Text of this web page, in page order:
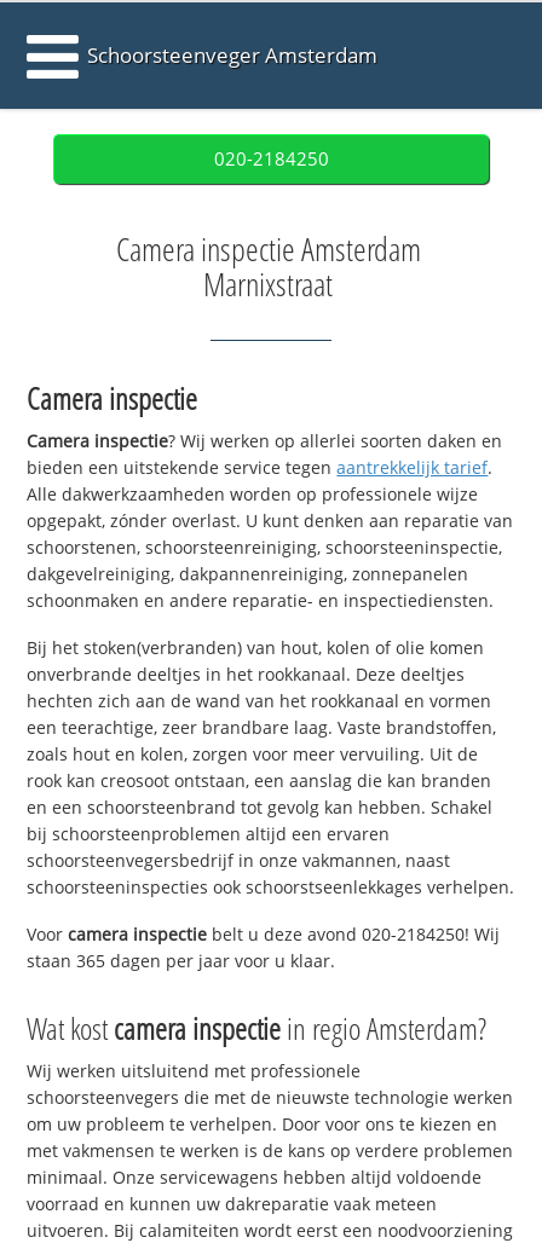
Schoorsteenveger Amsterdam
020-2184250
Camera inspectie Amsterdam
Marnixstraat
Camera inspectie
Camera inspectie? Wij werken op allerlei soorten daken en
bieden een uitstekende service tegenaantrekkelijk tarief.
Alle dakwerkzaamheden worden op professionele wijze
opgepakt, zónder overlast. U kunt denken aan reparatie van
schoorstenen, schoorsteenreiniging, schoorsteeninspectie,
dakgevelreiniging, dakpannenreiniging, zonnepanelen
schoonmaken en andere reparatie- en inspectiediensten.
Bij het stoken(verbranden) van hout, kolen of olie komen
onverbrande deeltjes in het rookkanaal. Deze deeltjes
hechten zich aan de wand van het rookkanaal en vormen
een teerachtige, zeer brandbare laag. Vaste brandstoffen,
zoals hout en kolen, zorgen voor meer vervuiling. Uit de
rook kan creosoot ontstaan, een aanslag die kan branden
en een schoorsteenbrand tot gevolg kan hebben. Schakel
bij schoorsteenproblemen altijd een ervaren
schoorsteenvegersbedrijf in onze vakmannen, naast
schoorsteeninspecties ook schoorstseenlekkages verhelpen.
Voorcamera inspectie belt u deze avond 020-2184250! Wij
staan 365 dagen per jaar voor u klaar.
Wat kostcamera inspectiein regio Amsterdam?
Wij werken uitsluitend met professionele
schoorsteenvegers die met de nieuwste technologie werken
om uw probleem te verhelpen. Door voor ons te kiezen en
met vakmensen te werken is de kans op verdere problemen
minimaal. Onze servicewagens hebben altijd voldoende
voorraad en kunnen uw dakreparatie vaak meteen
uitvoeren. Bij calamiteiten wordt eerst een noodvoorziening